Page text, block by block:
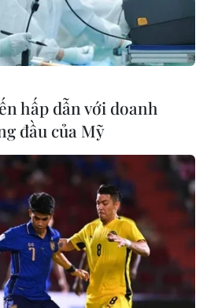
hút người lao động
biết nước này sẽ cử "các cố
Độ, Việt Nam và Thổ Nhĩ Kỳ
hấp dẫn với doanh
đầu của Mỹ